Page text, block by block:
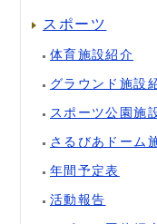
スポーツ
体育施設紹介
グラウンド施設
スポーツ公園施
さるびあドーム
年間予定表
活動報告